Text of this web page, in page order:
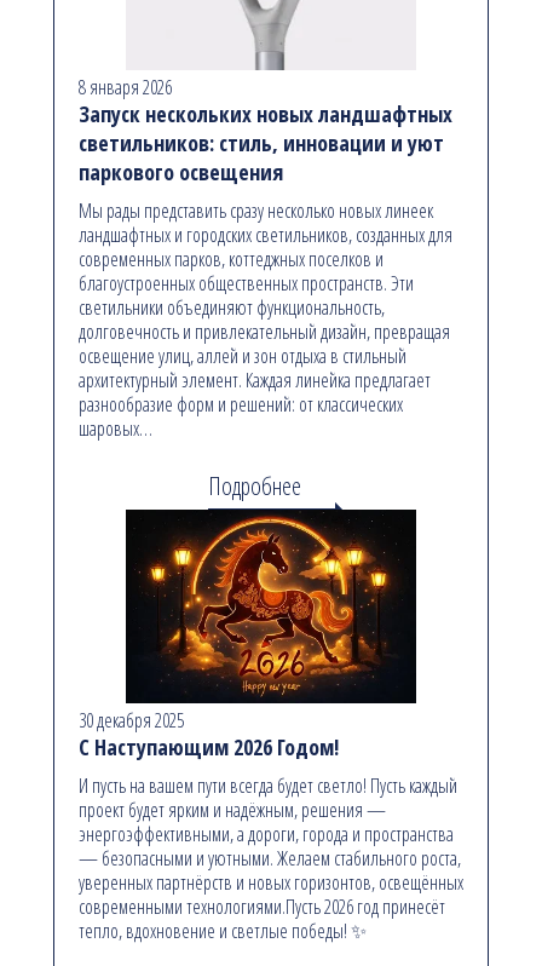
8 января 2026
Запуск нескольких новых ландшафтных
светильников: стиль, инновации и уют
паркового освещения
Мы рады представить сразу несколько новых линеек
ландшафтных и городских светильников, созданных для
современных парков, коттеджных поселков и
благоустроенных общественных пространств. Эти
светильники объединяют функциональность,
долговечность и привлекательный дизайн, превращая
освещение улиц, аллей и зон отдыха в стильный
архитектурный элемент. Каждая линейка предлагает
разнообразие форм и решений: от классических
шаровых…
Подробнее
30 декабря 2025
С Наступающим 2026 Годом!
И пусть на вашем пути всегда будет светло! Пусть каждый
проект будет ярким и надёжным, решения —
энергоэффективными, а дороги, города и пространства
— безопасными и уютными. Желаем стабильного роста,
уверенных партнёрств и новых горизонтов, освещённых
современными технологиями.Пусть 2026 год принесёт
тепло, вдохновение и светлые победы! ✨